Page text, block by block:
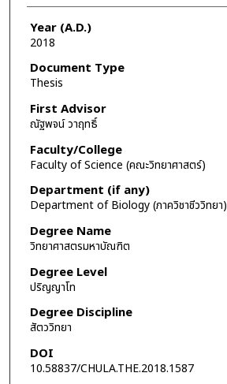
Year (A.D.)
2018
Document Type
Thesis
First Advisor
ณัฐพจน์ วาฤทธิ์
Faculty/College
Faculty of Science (คณะวิทยาศาสตร์)
Department (if any)
Department of Biology (ภาควิชาชีววิทยา)
Degree Name
วิทยาศาสตรมหาบัณฑิต
Degree Level
ปริญญาโท
Degree Discipline
สัตววิทยา
DOI
10.58837/CHULA.THE.2018.1587